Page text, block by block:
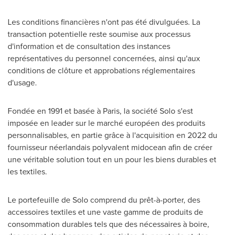
Les conditions financières n'ont pas été divulguées. La
transaction potentielle reste soumise aux processus
d'information et de consultation des instances
représentatives du personnel concernées, ainsi qu'aux
conditions de clôture et approbations réglementaires
d'usage.
Fondée en 1991 et basée à Paris, la société Solo s'est
imposée en leader sur le marché européen des produits
personnalisables, en partie grâce à l'acquisition en 2022 du
fournisseur néerlandais polyvalent midocean afin de créer
une véritable solution tout en un pour les biens durables et
les textiles.
Le portefeuille de Solo comprend du prêt-à-porter, des
accessoires textiles et une vaste gamme de produits de
consommation durables tels que des nécessaires à boire,